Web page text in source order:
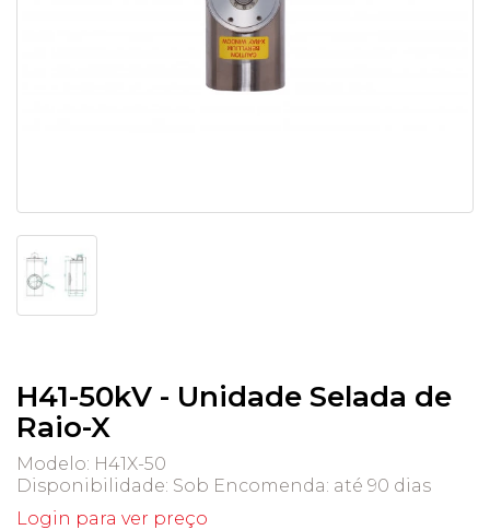
H41-50kV - Unidade Selada de
Raio-X
Modelo: H41X-50
Disponibilidade: Sob Encomenda: até 90 dias
Login para ver preço